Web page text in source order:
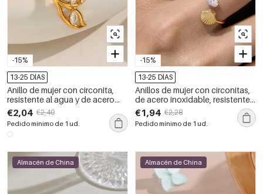
-15%
13-25 DÍAS
Anillo de mujer con circonita,
resistente al agua y de acero
inoxidable con forma irregular y
color dorado.
€2,04 €2,40
Pedido mínimo de 1 ud.
-15%
13-25 DÍAS
Anillos de mujer con circonitas,
de acero inoxidable, resistentes
al agua, con forma de concha y
estilo oceánico.
€1,94 €2,28
Pedido mínimo de 1 ud.
Almacén de China Almacén de China